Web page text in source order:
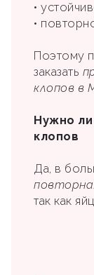
•
•
Поэтому
заказать
клопов в
Нужно
клопов
Да, в
так как